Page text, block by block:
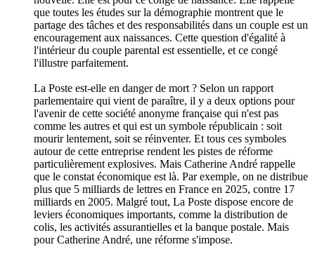
que toutes les études sur la démographie montrent que le
partage des tâches et des responsabilités dans un couple est un
encouragement aux naissances. Cette question d'égalité à
l'intérieur du couple parental est essentielle, et ce congé
l'illustre parfaitement.
La Poste est-elle en danger de mort ? Selon un rapport
parlementaire qui vient de paraître, il y a deux options pour
l'avenir de cette société anonyme française qui n'est pas
comme les autres et qui est un symbole républicain : soit
mourir lentement, soit se réinventer. Et tous ces symboles
autour de cette entreprise rendent les pistes de réforme
particulièrement explosives. Mais Catherine André rappelle
que le constat économique est là. Par exemple, on ne distribue
plus que 5 milliards de lettres en France en 2025, contre 17
milliards en 2005. Malgré tout, La Poste dispose encore de
leviers économiques importants, comme la distribution de
colis, les activités assurantielles et la banque postale. Mais
pour Catherine André, une réforme s'impose.